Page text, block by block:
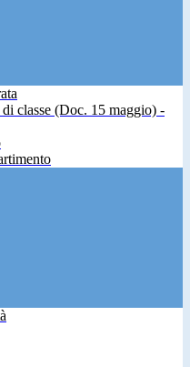
classe (Doc. 15 maggio) -